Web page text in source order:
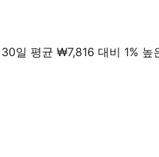
일 평균 ₩7,816 대비 1% 높